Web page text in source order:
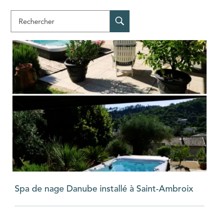
Rechercher
Spa de nage Danube installé à Saint-Ambroix